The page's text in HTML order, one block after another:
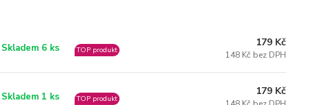
Skladem 6 ks TOP produkt
179 Kč
148 Kč bez DPH
Skladem 1 ks TOP produkt
179 Kč